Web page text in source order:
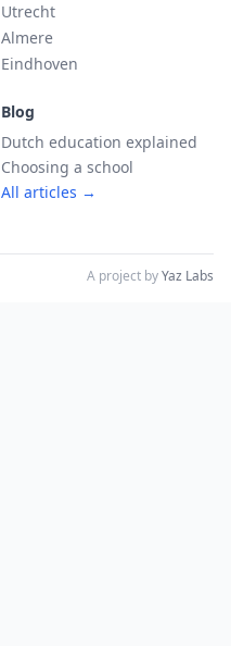
Utrecht
Almere
Eindhoven
Blog
Dutch education explained
Choosing a school
All articles →
A project byYaz Labs